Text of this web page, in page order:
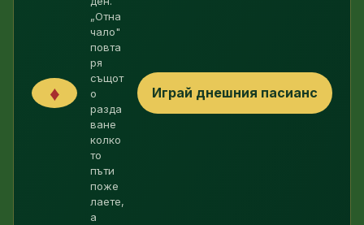
♦
„Отна
чало"
повта
ря
същот
о
разда
ване
колко
то
пъти
поже
лаете,
а
Играй днешния пасианс